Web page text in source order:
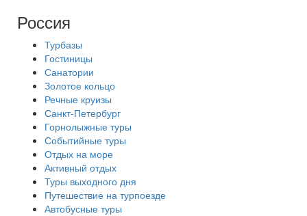
Россия
Турбазы
Гостиницы
Санатории
Золотое кольцо
Речные круизы
Санкт-Петербург
Горнолыжные туры
Событийные туры
Отдых на море
Активный отдых
Туры выходного дня
Путешествие на турпоезде
Автобусные туры